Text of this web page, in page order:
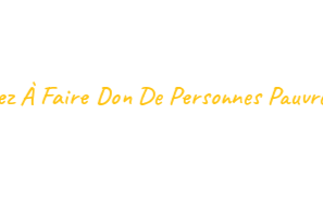
À Faire Don De Personnes